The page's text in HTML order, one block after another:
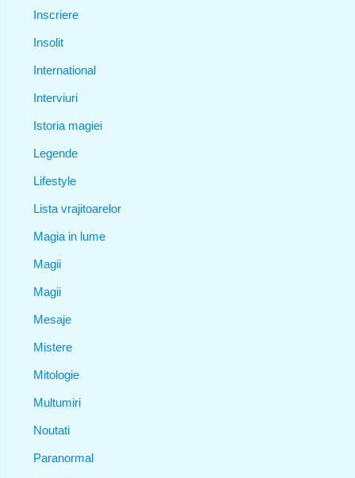
Inscriere
Insolit
International
Interviuri
Istoria magiei
Legende
Lifestyle
Lista vrajitoarelor
Magia in lume
Magii
Magii
Mesaje
Mistere
Mitologie
Multumiri
Noutati
Paranormal